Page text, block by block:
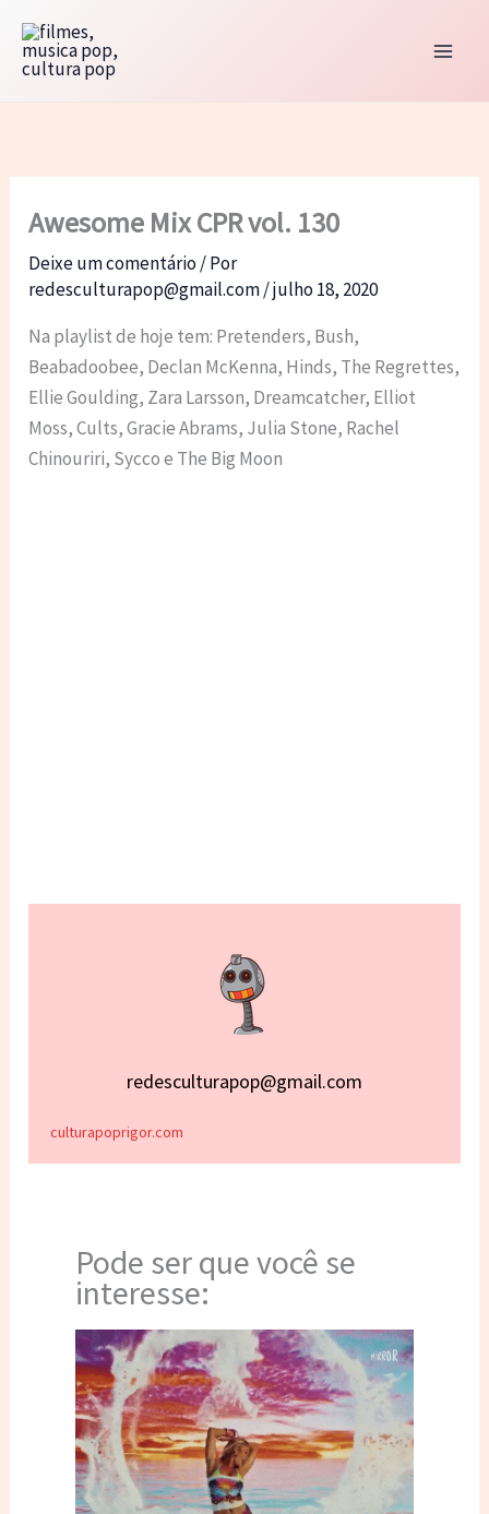
para
Awesome Mix CPR vol. 130
Deixe um comentário/ Por
redesculturapop@gmail.com/julho 18, 2020
Na playlist de hoje tem: Pretenders, Bush,
Beabadoobee, Declan McKenna, Hinds, The Regrettes,
Ellie Goulding, Zara Larsson, Dreamcatcher, Elliot
Moss, Cults, Gracie Abrams, Julia Stone, Rachel
Chinouriri, Sycco e The Big Moon
redesculturapop@gmail.com
culturapoprigor.com
Pode ser que você se
interesse: